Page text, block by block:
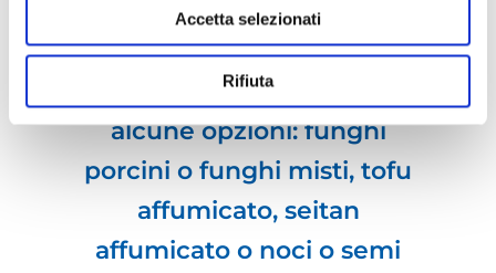
Accetta selezionati
Rifiuta
sono diverse opzioni che
puoi considerare al posto
della pancetta. Ecco
alcune opzioni: funghi
porcini o funghi misti, tofu
affumicato, seitan
affumicato o noci o semi